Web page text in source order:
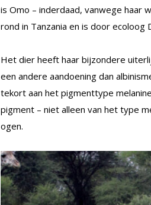
is Omo – inderdaad, vanwege haar
rond in Tanzania en is door
Het dier heeft haar bijzondere
een andere aandoening dan
tekort aan het pigmenttype
pigment – niet alleen van het type
ogen.